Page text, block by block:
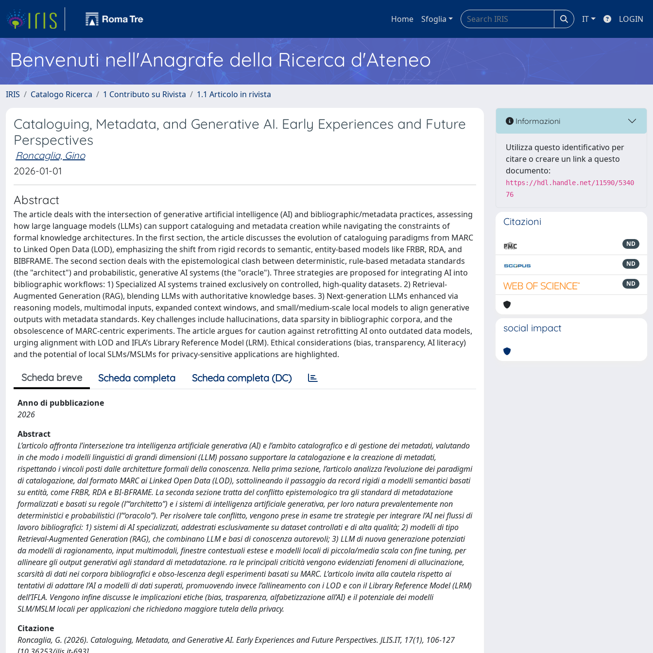
Home Sfoglia IT LOGIN
Benvenuti nell'Anagrafe della Ricerca d'Ateneo
IRIS Catalogo Ricerca 1 Contributo su Rivista 1.1 Articolo in rivista
Cataloguing, Metadata, and Generative AI. Early Experiences and Future
Perspectives
Roncaglia, Gino
2026-01-01
Abstract
The article deals with the intersection of generative artificial intelligence (AI) and bibliographic/metadata practices, assessing
how large language models (LLMs) can support cataloguing and metadata creation while navigating the constraints of
formal knowledge architectures. In the first section, the article discusses the evolution of cataloguing paradigms from MARC
to Linked Open Data (LOD), emphasizing the shift from rigid records to semantic, entity-based models like FRBR, RDA, and
BIBFRAME. The second section deals with the epistemological clash between deterministic, rule-based metadata standards
(the "architect") and probabilistic, generative AI systems (the "oracle"). Three strategies are proposed for integrating AI into
bibliographic workflows: 1) Specialized AI systems trained exclusively on controlled, high-quality datasets. 2) Retrieval-
Augmented Generation (RAG), blending LLMs with authoritative knowledge bases. 3) Next-generation LLMs enhanced via
reasoning models, multimodal inputs, expanded context windows, and small/medium-scale local models to align generative
outputs with metadata standards. Key challenges include hallucinations, data sparsity in bibliographic corpora, and the
obsolescence of MARC-centric experiments. The article argues for caution against retrofitting AI onto outdated data models,
urging alignment with LOD and IFLA’s Library Reference Model (LRM). Ethical considerations (bias, transparency, AI literacy)
and the potential of local SLMs/MSLMs for privacy-sensitive applications are highlighted.
Scheda breve Scheda completa Scheda completa (DC)
Anno di pubblicazione
2026
Abstract
L’articolo affronta l’intersezione tra intelligenza artificiale generativa (AI) e l’ambito catalografico e di gestione dei metadati, valutando
in che modo i modelli linguistici di grandi dimensioni (LLM) possano supportare la catalogazione e la creazione di metadati,
rispettando i vincoli posti dalle architetture formali della conoscenza. Nella prima sezione, l’articolo analizza l’evoluzione dei paradigmi
di catalogazione, dal formato MARC ai Linked Open Data (LOD), sottolineando il passaggio da record rigidi a modelli semantici basati
su entità, come FRBR, RDA e BI-BFRAME. La seconda sezione tratta del conflitto epistemologico tra gli standard di metadatazione
formalizzati e basati su regole (l’“architetto”) e i sistemi di intelligenza artificiale generativa, per loro natura prevalentemente non
deterministici e probabilistici (l’“oracolo”). Per risolvere tale conflitto, vengono prese in esame tre strategie per integrare l’AI nei flussi di
lavoro bibliografici: 1) sistemi di AI specializzati, addestrati esclusivamente su dataset controllati e di alta qualità; 2) modelli di tipo
Retrieval-Augmented Generation (RAG), che combinano LLM e basi di conoscenza autorevoli; 3) LLM di nuova generazione potenziati
da modelli di ragionamento, input multimodali, finestre contestuali estese e modelli locali di piccola/media scala con fine tuning, per
allineare gli output generativi agli standard di metadatazione. ra le principali criticità vengono evidenziati fenomeni di allucinazione,
scarsità di dati nei corpora bibliografici e obso-lescenza degli esperimenti basati su MARC. L’articolo invita alla cautela rispetto ai
tentativi di adattare l’AI a modelli di dati superati, promuovendo invece l’allineamento con i LOD e con il Library Reference Model (LRM)
dell’IFLA. Vengono infine discusse le implicazioni etiche (bias, trasparenza, alfabetizzazione all’AI) e il potenziale dei modelli
SLM/MSLM locali per applicazioni che richiedono maggiore tutela della privacy.
Citazione
Roncaglia, G. (2026). Cataloguing, Metadata, and Generative AI. Early Experiences and Future Perspectives. JLIS.IT, 17(1), 106-127
Informazioni
Utilizza questo identificativo per
citare o creare un link a questo
documento:
https://hdl.handle.net/11590/5340
76
Citazioni
ND
ND
ND
social impact